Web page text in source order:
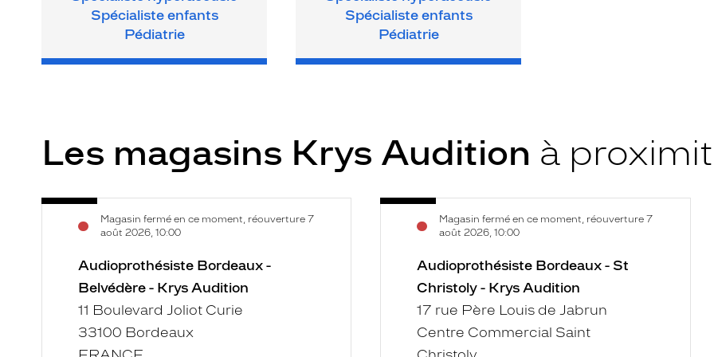
Spécialiste enfants
Pédiatrie
Spécialiste enfants
Pédiatrie
Les magasins Krys Audition à
Audioprothésiste
Bordeaux
Belvédère
Magasin fermé en ce moment, réouverture 7
août 2026, 10:00
Voir
Audioprothésiste Bordeaux -
Belvédère - Krys Audition
11 Boulevard Joliot Curie
33100 Bordeaux
Audioprothésiste
Bordeaux
Christoly
Audition
Magasin fermé en ce moment, réouverture 7
août 2026, 10:00
Voir
Audioprothésiste Bordeaux - St
Christoly - Krys Audition
17 rue Père Louis de Jabrun
Centre Commercial Saint